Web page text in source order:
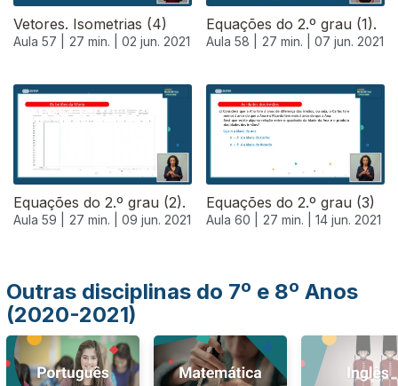
Vetores. Isometrias (4)
Aula 57 | 27 min. | 02 jun. 2021
Equações do 2.º grau (1).
Aula 58 | 27 min. | 07 jun. 2021
Equações do 2.º grau (2).
Aula 59 | 27 min. | 09 jun. 2021
Equações do 2.º grau (3)
Aula 60 | 27 min. | 14 jun. 2021
550985
Outras disciplinas do 7º e 8º Anos
(2020-2021)